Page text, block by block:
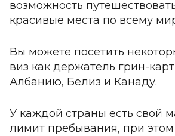
возможность
красивые места по всему
Вы можете посетить
виз как держатель грин-
Албанию, Белиз и Канаду.
У каждой страны есть свой
лимит пребывания, при